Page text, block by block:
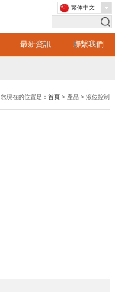
最新資訊 聯繫我們
繁体中文
您現在的位置是：首頁 > 產品 > 液位控制